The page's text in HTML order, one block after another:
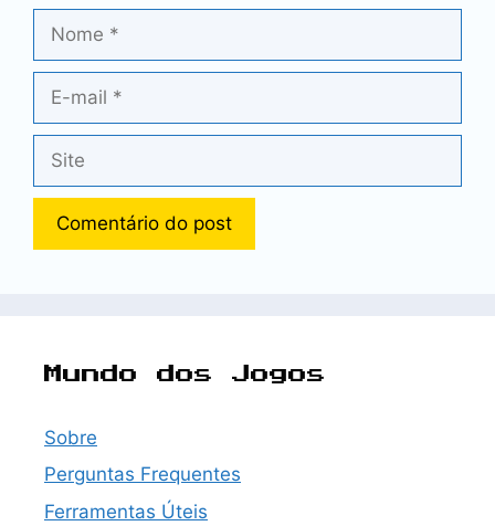
mail
Mundo dos Jogos
Sobre
Perguntas Frequentes
Ferramentas Úteis